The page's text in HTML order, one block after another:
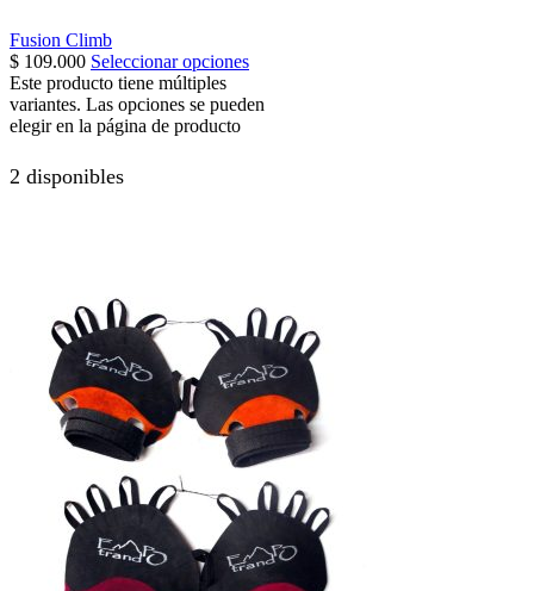
Fusion Climb
$ 109.000 Seleccionar opciones
Este producto tiene múltiples
variantes. Las opciones se pueden
elegir en la página de producto
2 disponibles